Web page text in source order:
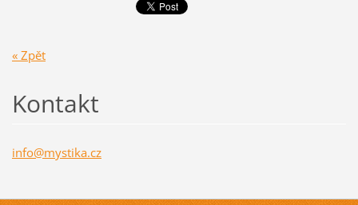
« Zpět
Kontakt
info@mystika.cz